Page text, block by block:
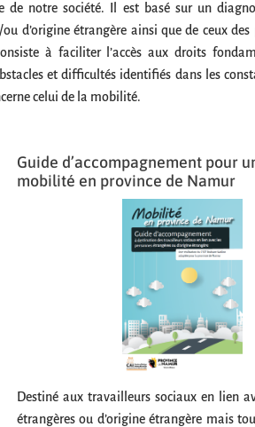
de notre société. Il est basé sur un
d’origine étrangère ainsi que de ceux des
à faciliter l’accès aux droits
et difficultés identifiés dans les
celui de la mobilité.
Guide d’accompagnement pour
mobilité en province de Namur
Destiné aux travailleurs sociaux en lien
étrangères ou d’origine étrangère mais